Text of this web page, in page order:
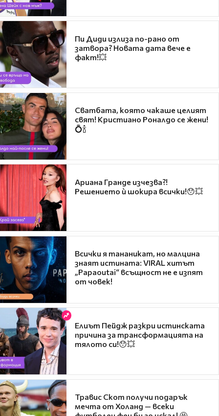
Пи Диди излиза по-рано от
затвора? Новата дата вече е
факт!💥
Сватбата, която чакаше целият
свят! Кристиано Роналдо се жени!
💍🍾
Ариана Гранде изчезва?!
Решението ѝ шокира всички!😯💥
Всички я тананикат, но малцина
знаят истината: VIRAL хитът
„Papaoutai“ всъщност не е изпят
от човек!
Елиът Пейдж разкри истинската
причина за трансформацията на
тялото си!😯💥
Травис Скот получи подарък
мечта от Холанд — всеки